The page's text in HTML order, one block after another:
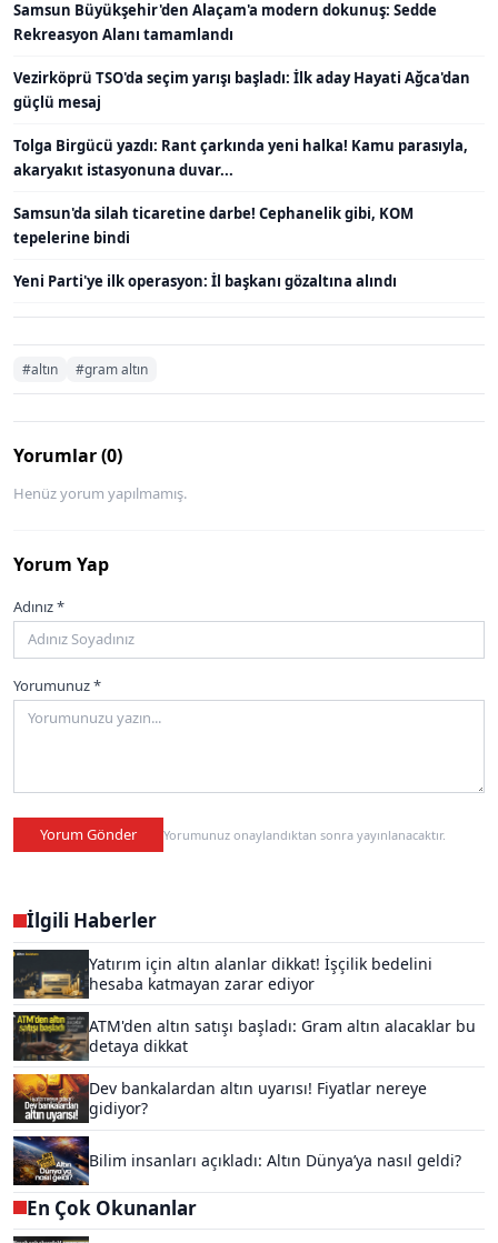
Samsun Büyükşehir'den Alaçam'a modern dokunuş: Sedde
Rekreasyon Alanı tamamlandı
Vezirköprü TSO'da seçim yarışı başladı: İlk aday Hayati Ağca'dan
güçlü mesaj
Tolga Birgücü yazdı: Rant çarkında yeni halka! Kamu parasıyla,
akaryakıt istasyonuna duvar...
Samsun'da silah ticaretine darbe! Cephanelik gibi, KOM
tepelerine bindi
Yeni Parti'ye ilk operasyon: İl başkanı gözaltına alındı
#altın #gram altın
Yorumlar (0)
Henüz yorum yapılmamış.
Yorum Yap
Adınız *
Yorumunuz *
Yorum Gönder Yorumunuz onaylandıktan sonra yayınlanacaktır.
İlgili Haberler
Yatırım için altın alanlar dikkat! İşçilik bedelini
hesaba katmayan zarar ediyor
ATM'den altın satışı başladı: Gram altın alacaklar bu
detaya dikkat
Dev bankalardan altın uyarısı! Fiyatlar nereye
gidiyor?
Bilim insanları açıkladı: Altın Dünya’ya nasıl geldi?
En Çok Okunanlar